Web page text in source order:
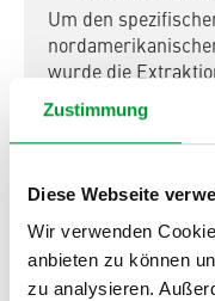
Zustimmung
Diese Webseite
Wir verwenden
anbieten zu können
zu analysieren.
Um den
wurde die
und zertifiziert.